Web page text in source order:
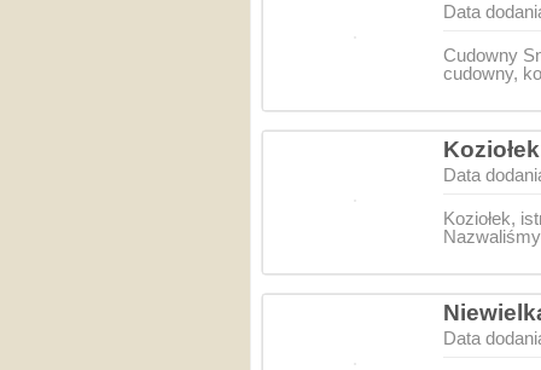
Data
Cudowny
cudowny,
Data
Koziołek,
Data